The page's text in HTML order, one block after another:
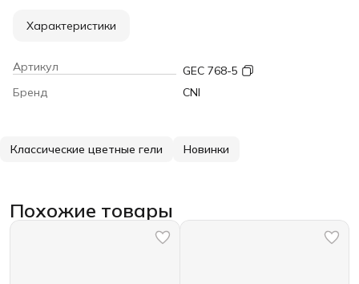
Характеристики
Артикул
GEC 768-5
Бренд
CNI
Классические цветные гели Новинки
Похожие товары